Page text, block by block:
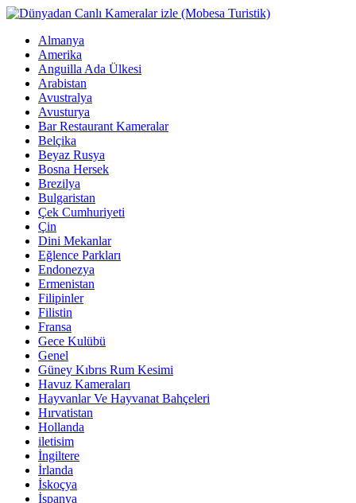
Almanya
Amerika
Anguilla Ada Ülkesi
Arabistan
Avustralya
Avusturya
Bar Restaurant Kameralar
Belçika
Beyaz Rusya
Bosna Hersek
Brezilya
Bulgaristan
Çek Cumhuriyeti
Çin
Dini Mekanlar
Eğlence Parkları
Endonezya
Ermenistan
Filipinler
Filistin
Fransa
Gece Kulübü
Genel
Güney Kıbrıs Rum Kesimi
Havuz Kameraları
Hayvanlar Ve Hayvanat Bahçeleri
Hırvatistan
Hollanda
iletisim
İngiltere
İrlanda
İskoçya
İspanya